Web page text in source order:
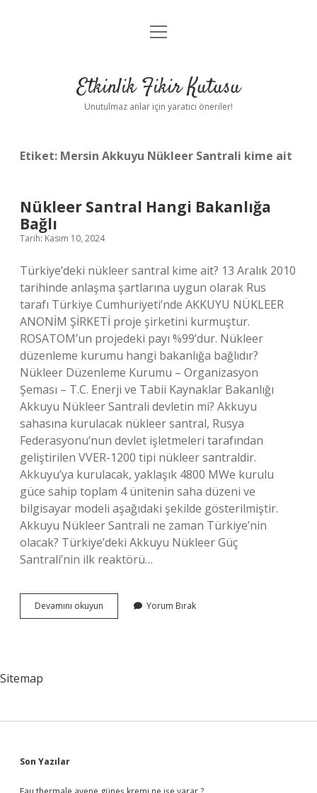
Anasayfa
Yasal Uyarı
menüyü
Etkinlik Fikir Kutusu
Unutulmaz anlar için yaratıcı öneriler!
Etiket: Mersin Akkuyu Nükleer Santrali kime ait
Nükleer Santral Hangi Bakanlığa
Bağlı
Tarih: Kasım 10, 2024
Türkiye’deki nükleer santral kime ait? 13 Aralık 2010
tarihinde anlaşma şartlarına uygun olarak Rus
tarafı Türkiye Cumhuriyeti’nde AKKUYU NÜKLEER
ANONİM ŞİRKETİ proje şirketini kurmuştur.
ROSATOM’un projedeki payı %99’dur. Nükleer
düzenleme kurumu hangi bakanlığa bağlıdır?
Nükleer Düzenleme Kurumu – Organizasyon
Şeması – T.C. Enerji ve Tabii Kaynaklar Bakanlığı
Akkuyu Nükleer Santrali devletin mi? Akkuyu
sahasına kurulacak nükleer santral, Rusya
Federasyonu’nun devlet işletmeleri tarafından
geliştirilen VVER-1200 tipi nükleer santraldir.
Akkuyu’ya kurulacak, yaklaşık 4800 MWe kurulu
güce sahip toplam 4 ünitenin saha düzeni ve
bilgisayar modeli aşağıdaki şekilde gösterilmiştir.
Akkuyu Nükleer Santrali ne zaman Türkiye’nin
olacak? Türkiye’deki Akkuyu Nükleer Güç
Santrali’nin ilk reaktörü…
Devamını okuyun
Santral
Yorum Bırak
Sitemap
Sidebar
Son Yazılar